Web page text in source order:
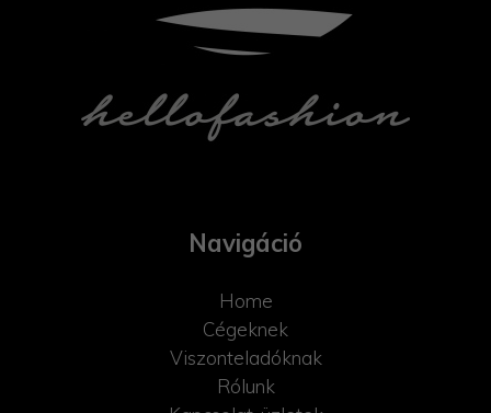
Navigáció
Home
Cégeknek
Viszonteladóknak
Rólunk